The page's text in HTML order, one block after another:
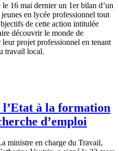
16 mai dernier un 1er bilan d’un
en lycée professionnel tout
de cette action intitulée
découvrir le monde de
leur projet professionnel en tenant
travail local.
à la formation
d’emploi
ministre en charge du Travail,